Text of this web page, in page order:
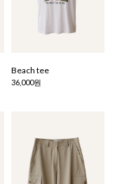
Beach tee
36,000원